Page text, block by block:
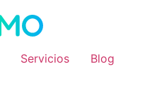
Servicios
Blog